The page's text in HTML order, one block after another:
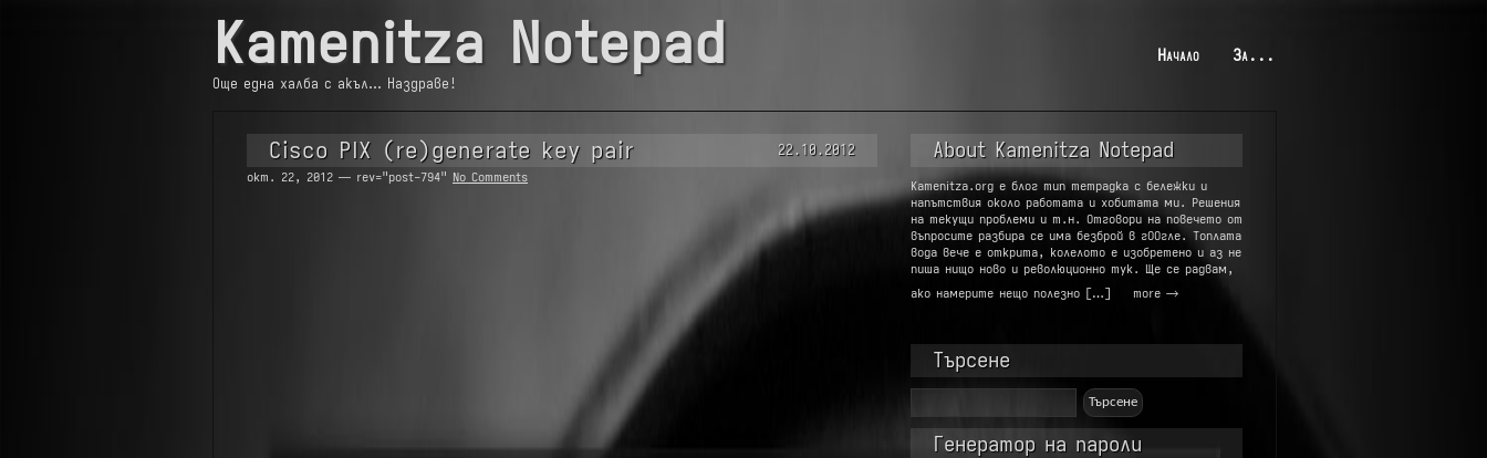
Kamenitza Notepad
Още една халба с акъл… Наздраве!
Начало За...
Cisco PIX (re)generate key pair 22.10.2012
окт. 22, 2012 — rev="post-794" No Comments
About Kamenitza Notepad
Kamenitza.org е блог тип тетрадка с бележки и
напътствия около работата и хобитата ми. Решения
на текущи проблеми и т.н. Отговори на повечето от
въпросите разбира се има безброй в гООгле. Топлата
вода вече е открита, колелото е изобретено и аз не
пиша нищо ново и революционно тук. Ще се радвам,
ако намерите нещо полезно […]
more →
Търсене
за:
Генератор на пароли